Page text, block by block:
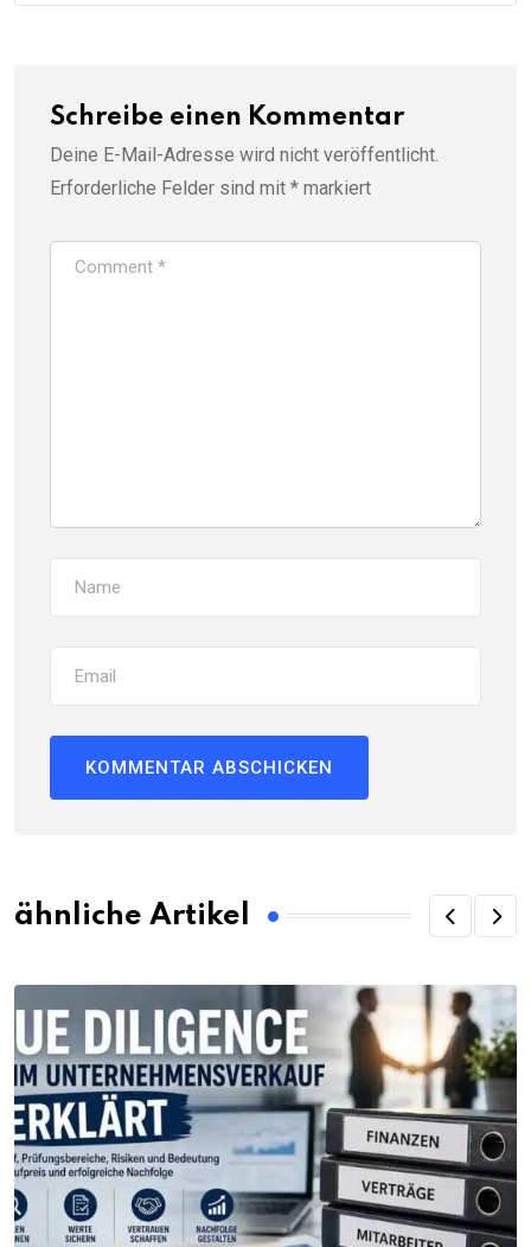
Schreibe einen Kommentar
Deine E-Mail-Adresse wird nicht veröffentlicht.
Erforderliche Felder sind mit * markiert
ähnliche Artikel